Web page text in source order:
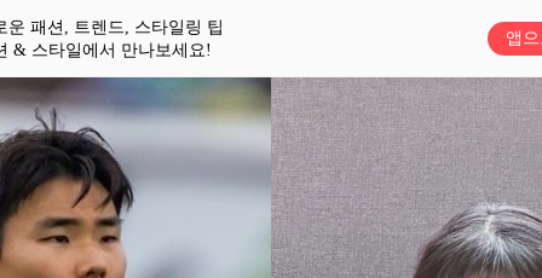
운 패션, 트렌드, 스타일링 팁
& 스타일에서 만나보세요!
앱